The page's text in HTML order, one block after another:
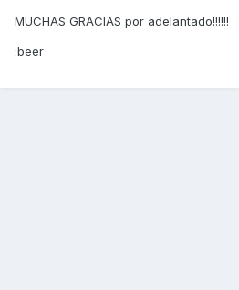
MUCHAS GRACIAS por adelantado!!!!!!
:beer